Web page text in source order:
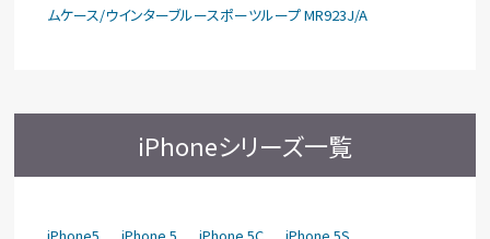
ムケース/ウインターブルースポーツループ MR923J/A
iPhoneシリーズ一覧